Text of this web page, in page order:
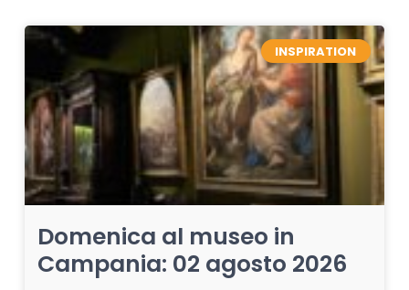
INSPIRATION
Domenica al museo in
Campania: 02 agosto 2026